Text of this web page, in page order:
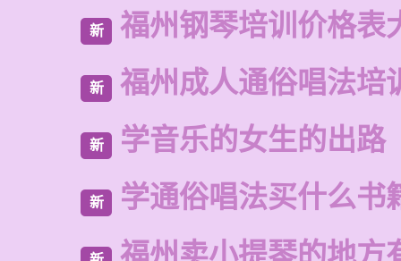
新 福州钢琴培训价格表
新 福州成人通俗唱法培
新 学音乐的女生的出路
新 学通俗唱法买什么书
福州卖小提琴的地方